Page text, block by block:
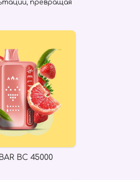
превращая
BC 45000